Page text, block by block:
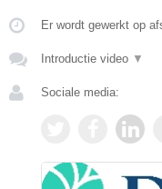
Er wordt gewerkt op
Introductie video ▼
Sociale media: